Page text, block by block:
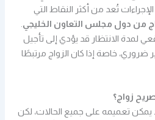
تُعد من أكثر النقاط التي
من دول مجلس التعاون الخليجي
لمدة الانتظار قد يؤدي إلى تأجيل
ضروري، خاصة إذا كان الزواج مرتبطًا
زواج؟
يمكن تعميمه على جميع الحالات، لكن